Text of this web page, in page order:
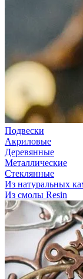
Подвески
Акриловые
Деревянные
Металлические
Стеклянные
Из натуральных
Из смолы Resin